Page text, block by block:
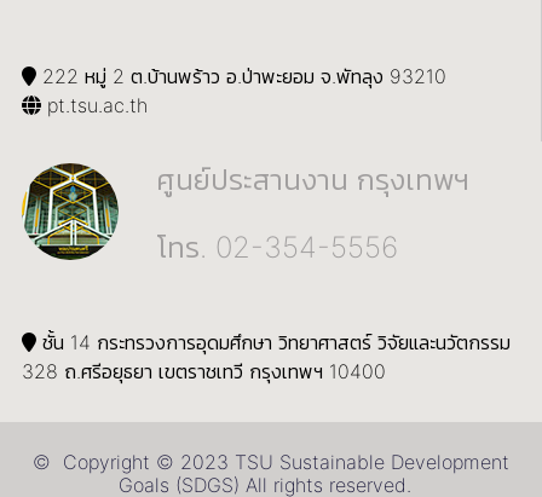
222 หมู่ 2 ต.บ้านพร้าว อ.ป่าพะยอม จ.พัทลุง 93210
pt.tsu.ac.th
ศูนย์ประสานงาน กรุงเทพฯ
โทร. 02-354-5556
ชั้น 14 กระทรวงการอุดมศึกษา วิทยาศาสตร์ วิจัยและนวัตกรรม
328 ถ.ศรีอยุธยา เขตราชเทวี กรุงเทพฯ 10400
© Copyright © 2023 TSU Sustainable Development
Goals (SDGS) All rights reserved.